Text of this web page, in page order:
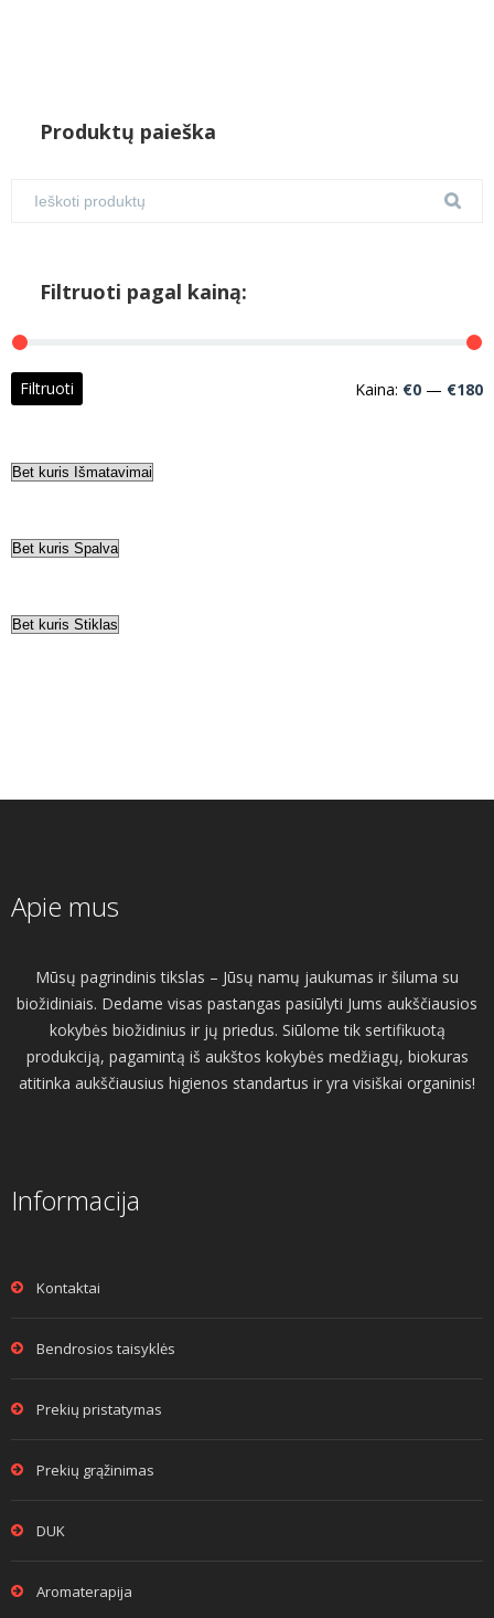
Produktų paieška
Filtruoti pagal kainą:
Filtruoti Kaina: €0 — €180
Apie mus
Mūsų pagrindinis tikslas – Jūsų namų jaukumas ir šiluma su
biožidiniais. Dedame visas pastangas pasiūlyti Jums aukščiausios
kokybės biožidinius ir jų priedus. Siūlome tik sertifikuotą
produkciją, pagamintą iš aukštos kokybės medžiagų, biokuras
atitinka aukščiausius higienos standartus ir yra visiškai organinis!
Informacija
Kontaktai
Bendrosios taisyklės
Prekių pristatymas
Prekių grąžinimas
DUK
Aromaterapija